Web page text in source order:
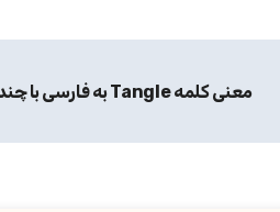
معنی کلمه Tangle به فارسی با چند مثال